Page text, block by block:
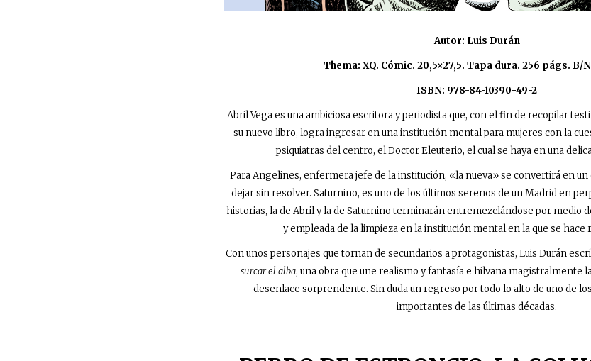
Autor: Luis Durán
Thema: XQ. Cómic. 20,5×27,5. Tapa dura. 256 págs. B/
ISBN: 978-84-10390-49-2
Abril Vega es una ambiciosa escritora y periodista que, con el fin de recopilar
su nuevo libro, logra ingresar en una institución mental para mujeres con la
psiquiatras del centro, el Doctor Eleuterio, el cual se haya en una
Para Angelines, enfermera jefe de la institución, «la nueva» se convertirá en
dejar sin resolver. Saturnino, es uno de los últimos serenos de un Madrid en
historias, la de Abril y la de Saturnino terminarán entremezclándose por medio
y empleada de la limpieza en la institución mental en la que se hace
Con unos personajes que tornan de secundarios a protagonistas, Luis Durán
surcar el alba, una obra que une realismo y fantasía e hilvana magistralmente
desenlace sorprendente. Sin duda un regreso por todo lo alto de uno de
importantes de las últimas décadas.